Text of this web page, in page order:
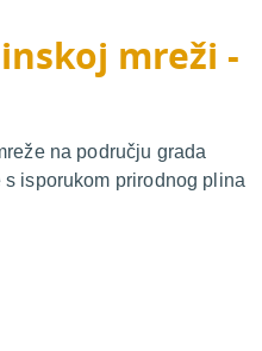
mreži -
na području grada
isporukom prirodnog plina